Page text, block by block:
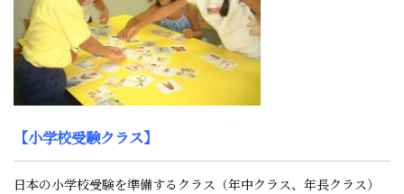
【小学校受験クラス】
日本の小学校受験を準備するクラス（年中クラス、年長クラス）